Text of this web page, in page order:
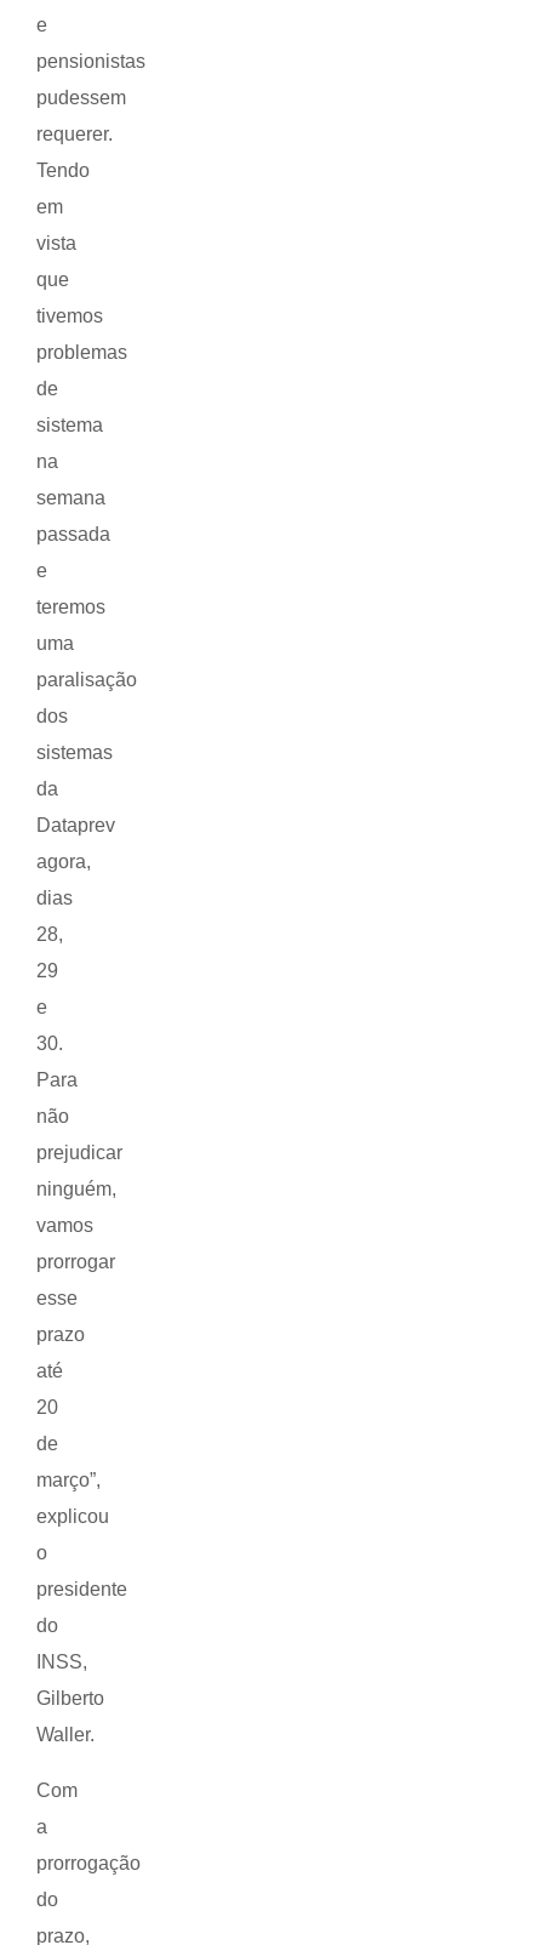
e
pensionistas
pudessem
requerer.
Tendo
em
vista
que
tivemos
problemas
de
sistema
na
semana
passada
e
teremos
uma
paralisação
dos
sistemas
da
Dataprev
agora,
dias
28,
29
e
30.
Para
não
prejudicar
ninguém,
vamos
prorrogar
esse
prazo
até
20
de
março”,
explicou
o
presidente
do
INSS,
Gilberto
Waller.
Com
a
prorrogação
do
prazo,